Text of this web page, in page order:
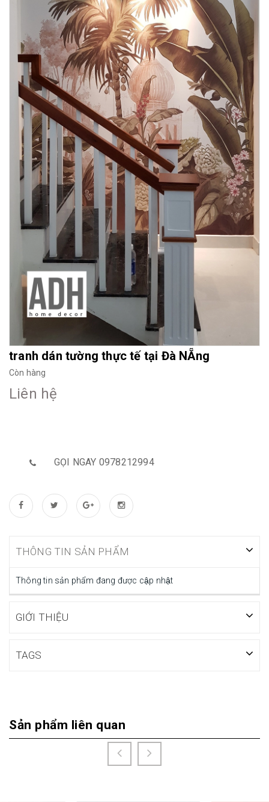
Thế giới Decor Giới thiệu
tranh dán tường thực tế tại Đà NẴng
Còn hàng
Liên hệ
GỌI NGAY 0978212994
THÔNG TIN SẢN PHẨM
Thông tin sản phẩm đang được cập nhật
GIỚI THIỆU
TAGS
Sản phẩm liên quan